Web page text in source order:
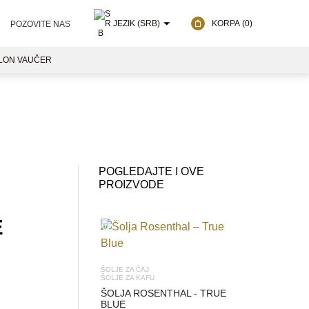
POZOVITE NAS JEZIK (SRB) KORPA (0)
VAUČER
POGLEDAJTE I OVE
PROIZVODE
NOVO
ŠOLJE ZA ČAJ
ŠOLJE ZA KAFU
ŠOLJA ROSENTHAL - TRUE
BLUE